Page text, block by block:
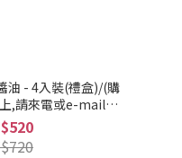
油 - 4入裝(禮盒)/(購
,請來電或e-mail洽
優惠)